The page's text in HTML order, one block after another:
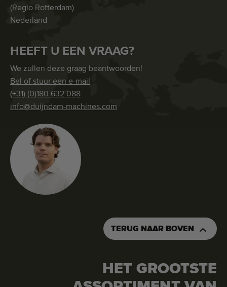
(Regio Rotterdam)
Nederland
HEEFT U EEN VRAAG?
We zullen deze graag beantwoorden!
Bel of stuur een e-mail
(+31) (0)180 632 088
info@duijndam-machines.com
TERUG NAAR BOVEN
HET GROOTSTE